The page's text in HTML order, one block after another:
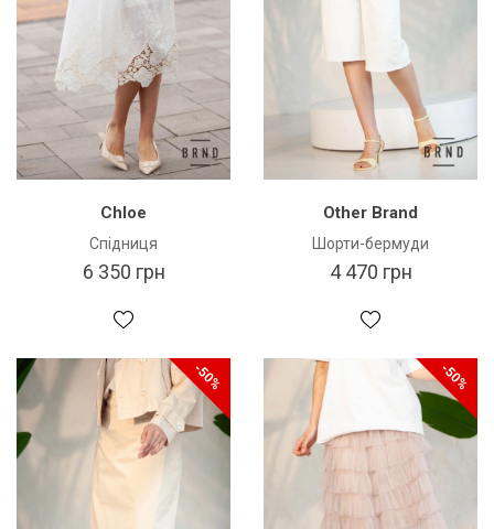
Chloe
Спідниця
6 350 грн
Other Brand
Шорти-бермуди
4 470 грн
-50% -50%